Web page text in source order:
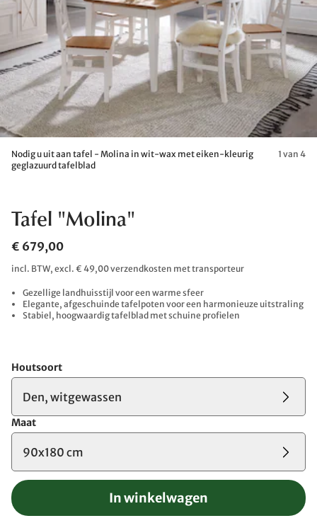
Nodig u uit aan tafel - Molina in wit-wax met eiken-kleurig
geglazuurd tafelblad
1 van 4
Tafel "Molina"
€ 679,00
incl. BTW, excl. € 49,00 verzendkosten met transporteur
Gezellige landhuisstijl voor een warme sfeer
Elegante, afgeschuinde tafelpoten voor een harmonieuze uitstraling
Stabiel, hoogwaardig tafelblad met schuine profielen
Houtsoort
Den, witgewassen
Maat
90x180 cm
In winkelwagen